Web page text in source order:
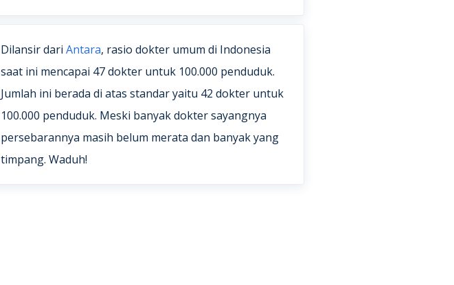
Dilansir dari Antara, rasio dokter umum di Indonesia
saat ini mencapai 47 dokter untuk 100.000 penduduk.
Jumlah ini berada di atas standar yaitu 42 dokter untuk
100.000 penduduk. Meski banyak dokter sayangnya
persebarannya masih belum merata dan banyak yang
timpang. Waduh!